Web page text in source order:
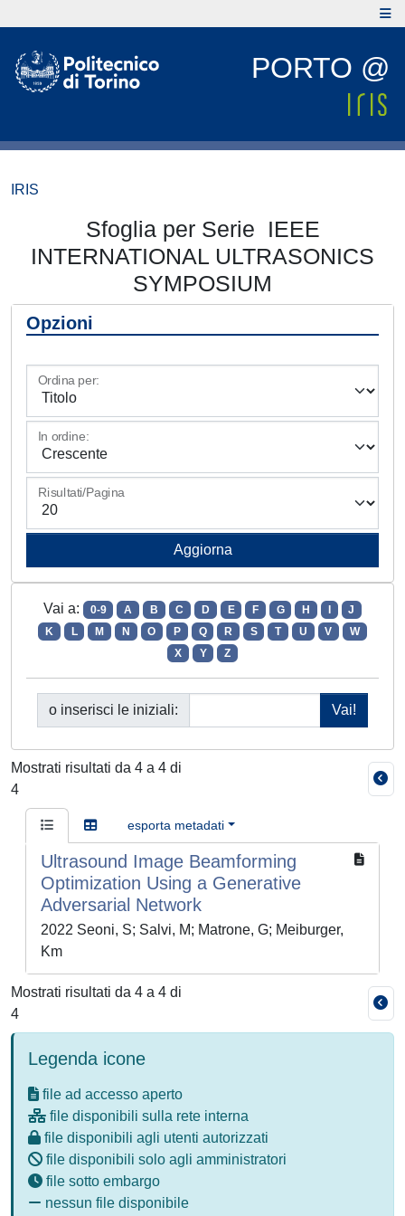
PORTO @
IRIS
Sfoglia per Serie IEEE
INTERNATIONAL ULTRASONICS
SYMPOSIUM
Opzioni
Ordina per:
In ordine:
Risultati/Pagina
Vai a: 0-9 A B C D E F G H
J
K
L M N O P Q R S T U V
W
X
Y Z
o inserisci le iniziali:
Mostrati risultati da 4 a 4 di
4
esporta metadati
Ultrasound Image Beamforming
Optimization Using a Generative
Adversarial Network
2022 Seoni, S; Salvi, M; Matrone, G; Meiburger,
Km
Mostrati risultati da 4 a 4 di
4
Legenda icone
file ad accesso aperto
file disponibili sulla rete interna
file disponibili agli utenti autorizzati
file disponibili solo agli amministratori
file sotto embargo
nessun file disponibile